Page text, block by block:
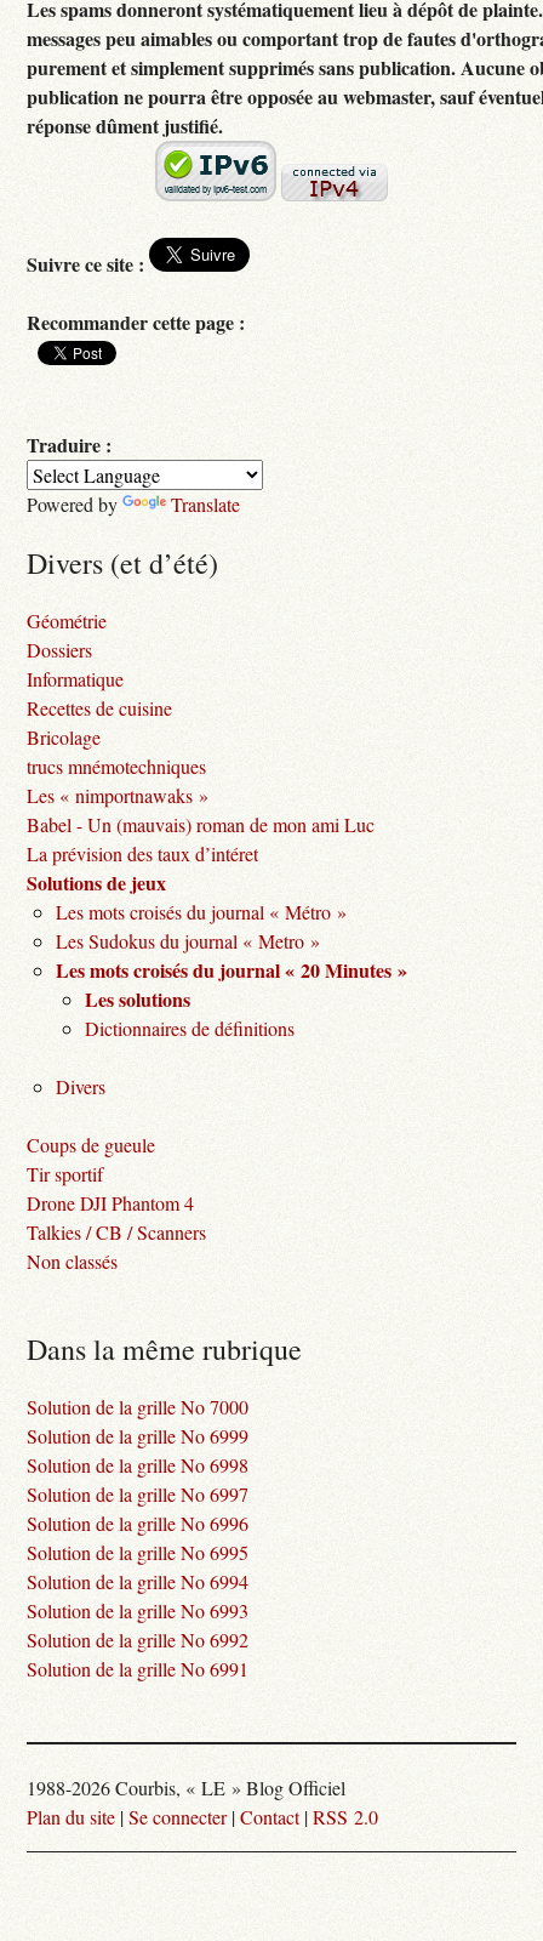
Les spams donneront systématiquement lieu à dépôt de
messages peu aimables ou comportant trop de fautes
purement et simplement supprimés sans publication. Aucune
publication ne pourra être opposée au webmaster, sauf
réponse dûment justifié.
Suivre ce site :
Recommander cette page :
Traduire :
Powered by Translate
Divers (et d’été)
Géométrie
Dossiers
Informatique
Recettes de cuisine
Bricolage
trucs mnémotechniques
Les « nimportnawaks »
Babel - Un (mauvais) roman de mon ami Luc
La prévision des taux d’intéret
Solutions de jeux
Les mots croisés du journal « Métro »
Les Sudokus du journal « Metro »
Les mots croisés du journal « 20 Minutes »
Les solutions
Dictionnaires de définitions
Divers
Coups de gueule
Tir sportif
Drone DJI Phantom 4
Talkies / CB / Scanners
Non classés
Dans la même rubrique
Solution de la grille No 7000
Solution de la grille No 6999
Solution de la grille No 6998
Solution de la grille No 6997
Solution de la grille No 6996
Solution de la grille No 6995
Solution de la grille No 6994
Solution de la grille No 6993
Solution de la grille No 6992
Solution de la grille No 6991
1988-2026 Courbis, « LE » Blog Officiel
Plan du site |Se connecter|Contact|RSS 2.0